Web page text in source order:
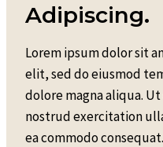
Adipiscing.
Lorem ipsum dolor sit
elit, sed do eiusmod
dolore magna aliqua.
nostrud exercitation
ea commodo